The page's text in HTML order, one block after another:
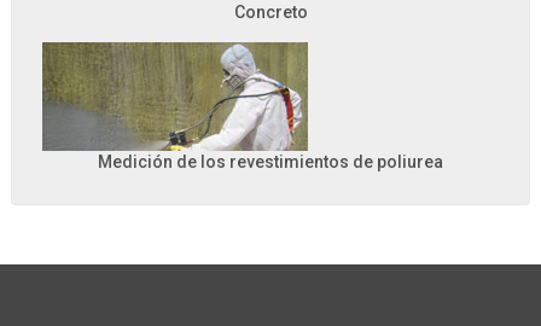
Concreto
Medición de los revestimientos de poliurea